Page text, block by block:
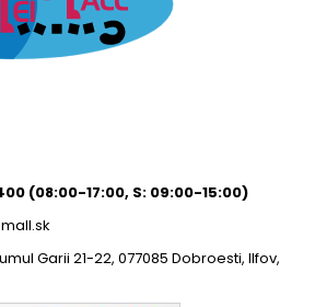
(08:00-17:00, S: 09:00-15:00)
Garii 21-22, 077085 Dobroesti, Ilfov,